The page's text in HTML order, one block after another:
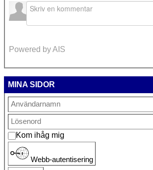
Powered by AIS
MINA SIDOR
Kom ihåg mig
Webb-autentisering